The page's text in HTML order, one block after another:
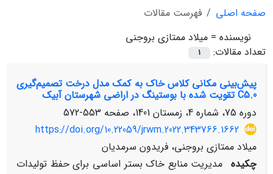
صفحه اصلی
فهرست مقالات
نویسنده = میلاد ممتازی بروجنی
تعداد مقالات:
1
پیش‌بینی مکانی کلاس‌ خاک به کمک مدل درخت تصمیم‌گیری
C5.0 تقویت شده با بوستینگ در اراضی شهرستان آبیک
دوره 75، شماره 4، زمستان 1401، صفحه
553-572
https://doi.org/10.22059/jrwm.2022.343766.1662
میلاد ممتازی بروجنی، فریدون سرمدیان
چکیده مدیریت منابع خاک بستر اساسی برای حفظ تولیدات